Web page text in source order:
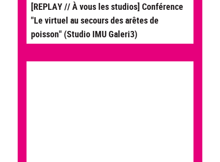
[REPLAY // À vous les studios] Conférence
"Le virtuel au secours des arêtes de
poisson" (Studio IMU Galeri3)